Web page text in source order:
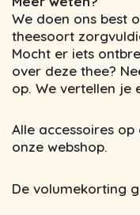
We doen ons best
theesoort
Mocht er iets
over deze thee?
op. We vertellen je
Alle accessoires
onze webshop.
De volumekorting